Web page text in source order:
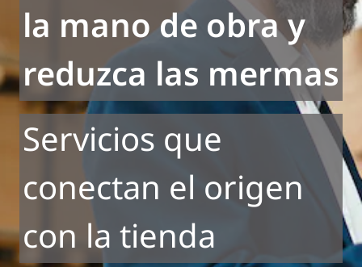
la mano de obra y
reduzca las mermas
Servicios que
conectan el origen
con la tienda